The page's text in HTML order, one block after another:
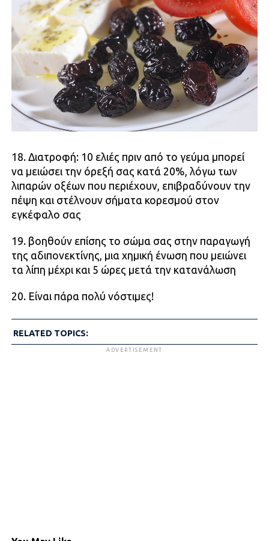
18. Διατροφή: 10 ελιές πριν από το γεύμα μπορεί
να μειώσει την όρεξή σας κατά 20%, λόγω των
λιπαρών οξέων που περιέχουν, επιβραδύνουν την
πέψη και στέλνουν σήματα κορεσμού στον
εγκέφαλο σας
19. βοηθούν επίσης το σώμα σας στην παραγωγή
της αδιπονεκτίνης, μια χημική ένωση που μειώνει
τα λίπη μέχρι και 5 ώρες μετά την κατανάλωση
20. Είναι πάρα πολύ νόστιμες!
RELATED TOPICS:
ADVERTISEMENT